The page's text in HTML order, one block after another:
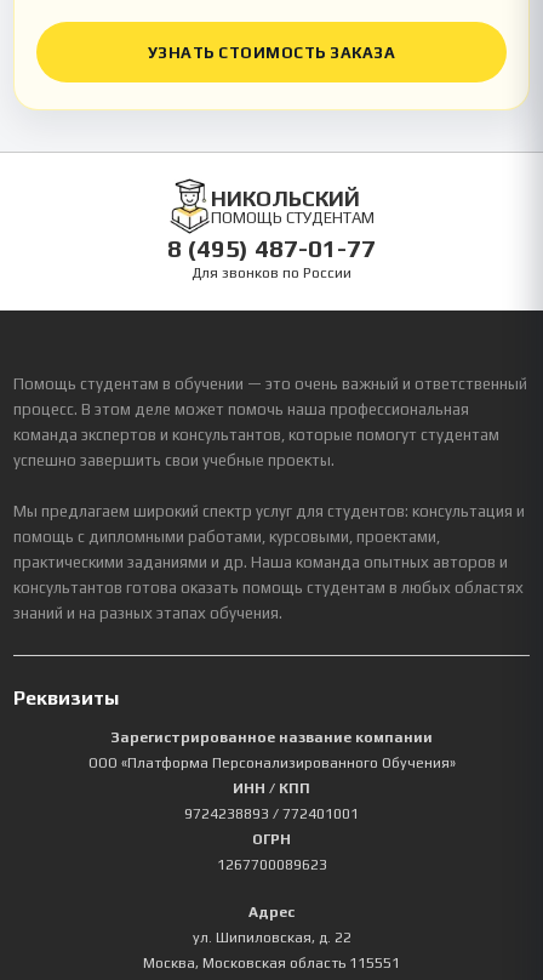
УЗНАТЬ СТОИМОСТЬ ЗАКАЗА
НИКОЛЬСКИЙ
ПОМОЩЬ СТУДЕНТАМ
8 (495) 487-01-77
Для звонков по России
Помощь студентам в обучении — это очень важный и ответственный
процесс. В этом деле может помочь наша профессиональная
команда экспертов и консультантов, которые помогут студентам
успешно завершить свои учебные проекты.
Мы предлагаем широкий спектр услуг для студентов: консультация и
помощь с дипломными работами, курсовыми, проектами,
практическими заданиями и др. Наша команда опытных авторов и
консультантов готова оказать помощь студентам в любых областях
знаний и на разных этапах обучения.
Реквизиты
Зарегистрированное название компании
ООО «Платформа Персонализированного Обучения»
ИНН / КПП
9724238893 / 772401001
ОГРН
1267700089623
Адрес
ул. Шипиловская, д. 22
Москва, Московская область 115551